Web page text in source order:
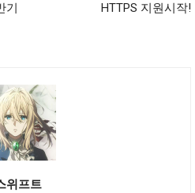
HTTPS 지원시작!
위프트